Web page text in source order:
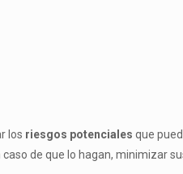
los riesgos potenciales que
de que lo hagan, minimizar